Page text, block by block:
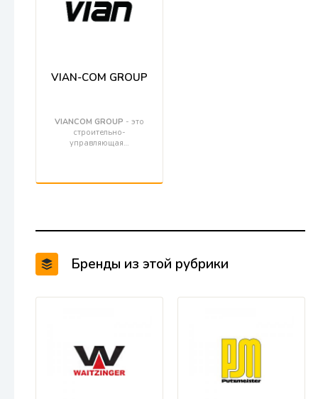
VIAN-COM GROUP
VIANCOM GROUP - это
строительно-
управляющая…
Бренды из этой рубрики